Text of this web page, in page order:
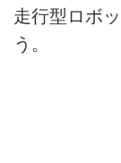
電
走行型ロボ
う。